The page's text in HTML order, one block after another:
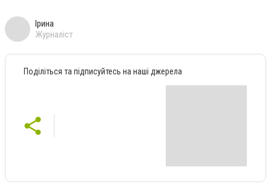
Ірина
Журналіст
Поділіться та підписуйтесь на наші джерела